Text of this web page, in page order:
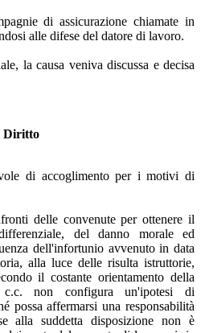
di assicurazione chiamate in
alle difese del datore di lavoro.
la causa veniva discussa e decisa
Diritto
di accoglimento per i motivi di
delle convenute per ottenere il
del danno morale ed
dell'infortunio avvenuto in data
alla luce delle risulta istruttorie,
il costante orientamento della
c.c. non configura un'ipotesi di
possa affermarsi una responsabilità
alla suddetta disposizione non è